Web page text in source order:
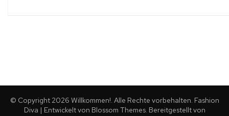
© Copyright 2026 Willkommen!. Alle Rechte vorbehalten. Fashion
Diva | Entwickelt von Blossom Themes. Bereitgestellt von